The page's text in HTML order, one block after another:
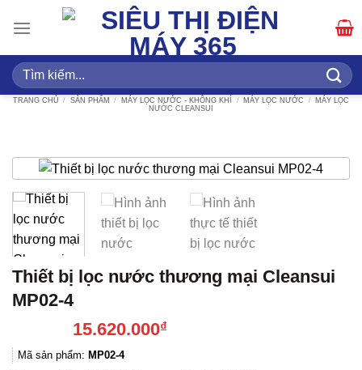
qua
dung
Tìm
kiếm:
TRANG CHỦ / SẢN PHẨM / MÁY LỌC NƯỚC - KHÔNG KHÍ / MÁY LỌC NƯỚC /
MÁY LỌC
NƯỚC CLEANSUI
Thiết bị lọc nước thương mại Cleansui
MP02-4
15.620.000₫
Mã sản phẩm: MP02-4